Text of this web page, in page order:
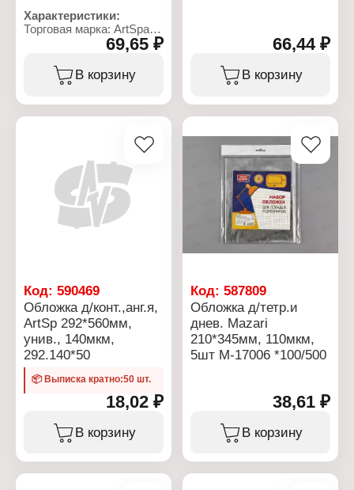
Характеристики:
Торговая марка: ArtSpace
Артикул: 320652
Тип товара: Обложка
Назначение: для
учебников
Материал: полипропилен
Цвет: прозрачный
Плотность: 100 мкм
69,65 ₽
В корзину
66,44 ₽
В корзину
Код: 590469
Обложка д/конт.,анг.я,
ArtSp 292*560мм,
унив., 140мкм,
292.140*50
📦 Выписка кратно:50 шт.
18,02 ₽
В корзину
Код:587809
Обложка д/тетр.и
днев. Mazari
210*345мм, 110мкм,
5шт М-17006 *100/500
38,61 ₽
В корзину